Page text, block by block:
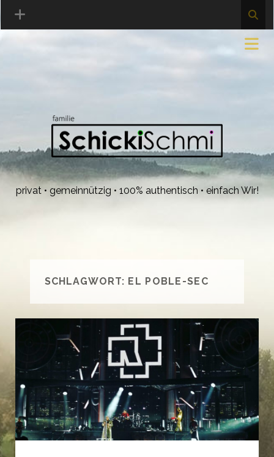
privat • gemeinnützig • 100% authentisch • einfach Wir!
SCHLAGWORT: EL POBLE-SEC